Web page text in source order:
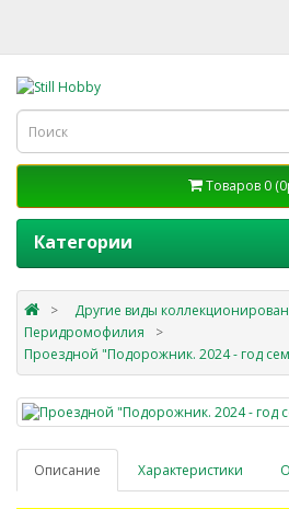
Товаров 0
Категории
Другие виды
Перидромофилия
Проездной "Подорожник. 2024 - год
Описание Характеристики